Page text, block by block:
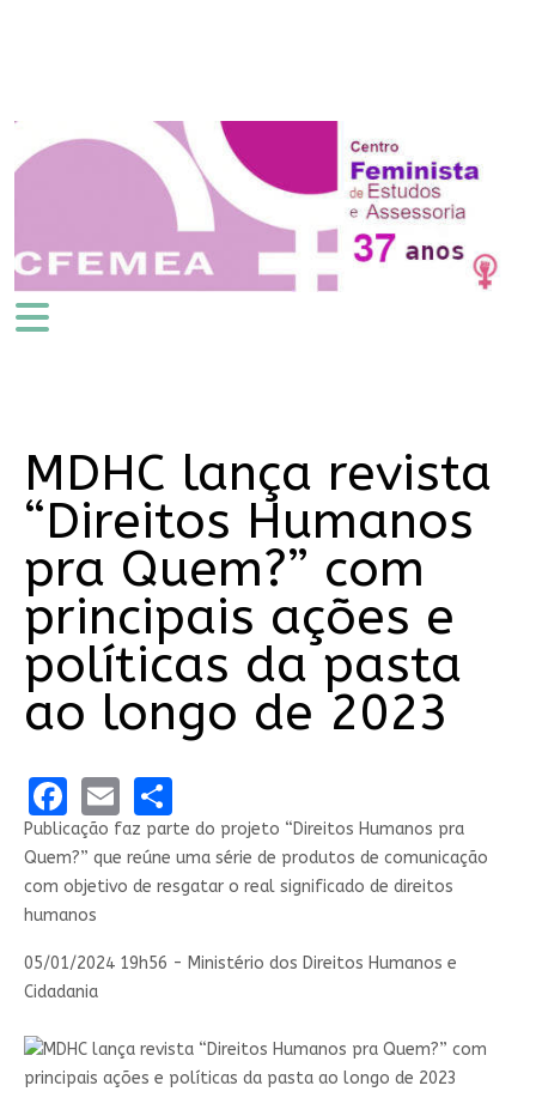
MDHC lança revista
“Direitos Humanos
pra Quem?” com
principais ações e
políticas da pasta
ao longo de 2023
Facebook
EmailShare
Publicação faz parte do projeto “Direitos Humanos pra
Quem?” que reúne uma série de produtos de comunicação
com objetivo de resgatar o real significado de direitos
humanos
05/01/2024 19h56 - Ministério dos Direitos Humanos e
Cidadania